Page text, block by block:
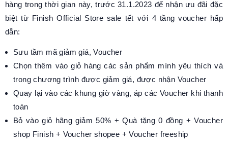
hàng trong thời gian này, trước 31.1.2023 để nhận ưu đãi đặc
biệt từ Finish Official Store sale tết với 4 tầng voucher hấp
dẫn:
Sưu tầm mã giảm giá, Voucher
Chọn thêm vào giỏ hàng các sản phẩm mình yêu thích và
trong chương trình được giảm giá, được nhận Voucher
Quay lại vào các khung giờ vàng, áp các Voucher khi thanh
toán
Bỏ vào giỏ hãng giảm 50% + Quà tặng 0 đồng + Voucher
shop Finish + Voucher shopee + Voucher freeship